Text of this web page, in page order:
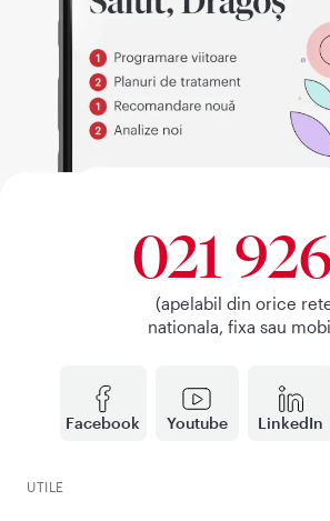
Facebook Youtube LinkedIn
021
(apelabil din orice
nationala, fixa sau
UTILE